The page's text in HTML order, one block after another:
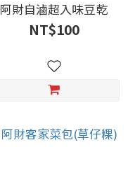
阿財自滷超入味豆乾
NT$100